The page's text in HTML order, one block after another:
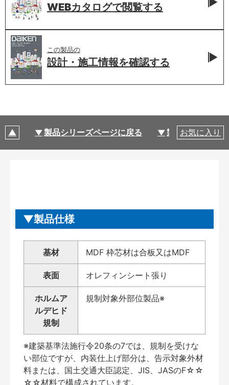
WEBカタログで閲覧する
この製品の
設計・施工情報を確認する
製品シリーズページに戻る 製品仕様
お気に入り
製品仕様
基材 MDF 枠芯材は合板又はMDF
表面 オレフィンシート張り
ホルムア
ルデヒド
規制
規制対象外部位製品※
※建築基準法施行令20条の7では、規制を受けな
い部位ですが、内装仕上げ部分は、告示対象外材
料または、国土交通大臣認定、JIS、JASのF☆☆
☆☆材料で構成されています。